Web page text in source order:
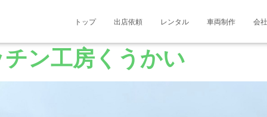
トップ 出店依頼 レンタル 車両制作 会
ン工房くうかい